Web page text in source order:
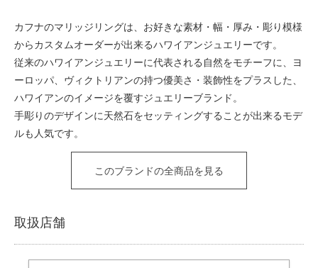
カフナのマリッジリングは、お好きな素材・幅・厚み・彫り模様
からカスタムオーダーが出来るハワイアンジュエリーです。
従来のハワイアンジュエリーに代表される自然をモチーフに、ヨ
ーロッパ、ヴィクトリアンの持つ優美さ・装飾性をプラスした、
ハワイアンのイメージを覆すジュエリーブランド。
手彫りのデザインに天然石をセッティングすることが出来るモデ
ルも人気です。
このブランドの全商品を見る
取扱店舗